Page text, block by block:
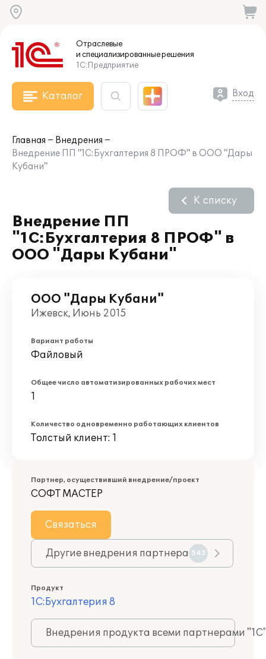
Отраслевые
и специализированныерешения
1С:Предприятие
Каталог Вход
Главная
Внедрения
Внедрение ПП "1С:Бухгалтерия 8 ПРОФ" в ООО "Дары
Кубани"
Внедрение ПП
"1С:Бухгалтерия 8 ПРОФ" в
ООО "Дары Кубани"
К списку
ООО "Дары Кубани"
Ижевск, Июнь 2015
Вариант работы
Файловый
Общее число автоматизированных рабочих мест
1
Количество одновременно работающих клиентов
Толстый клиент: 1
Партнер, осуществивший внедрение/проект
СОФТ МАСТЕР
Связаться
Другие внедрения партнера 545
Продукт
1С:Бухгалтерия 8
Внедрения продукта всеми партнерами